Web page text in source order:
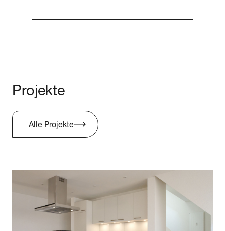
Projekte
Alle Projekte